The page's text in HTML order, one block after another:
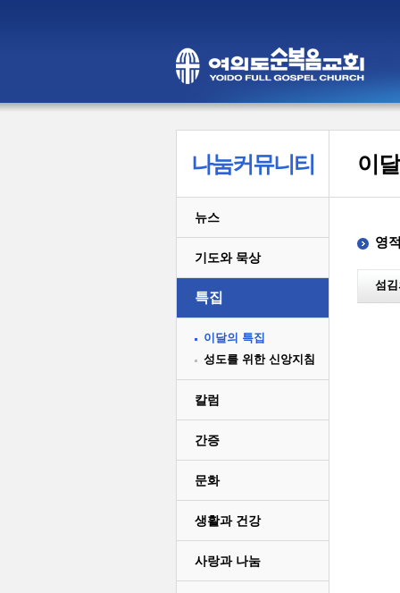
나눔커뮤니티
뉴스
기도와 묵상
특집
이달의 특집
성도를 위한 신앙지침
칼럼
간증
문화
생활과 건강
사랑과 나눔
이
영
섬